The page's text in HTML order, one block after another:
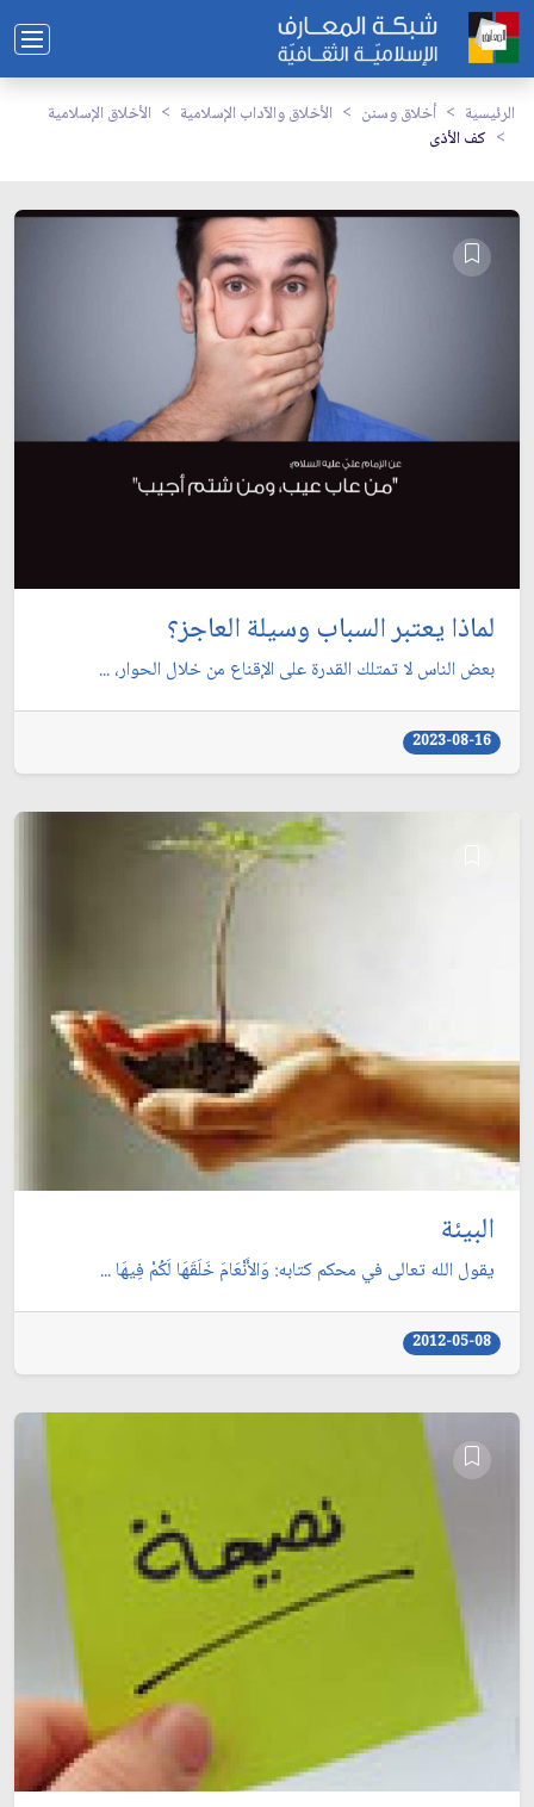
الرئيسية أخلاق وسنن الأخلاق والآداب الإسلامية
الأخلاق الإسلامية
كف الأذى
لماذا يعتبر السباب وسيلة العاجز؟
بعض الناس لا تمتلك القدرة على الإقناع من خلال الحوار، ...
2023-08-16
البيئة
يقول الله تعالى في محكم كتابه: وَالأَنْعَامَ خَلَقَهَا لَكُمْ فِيهَا ...
2012-05-08